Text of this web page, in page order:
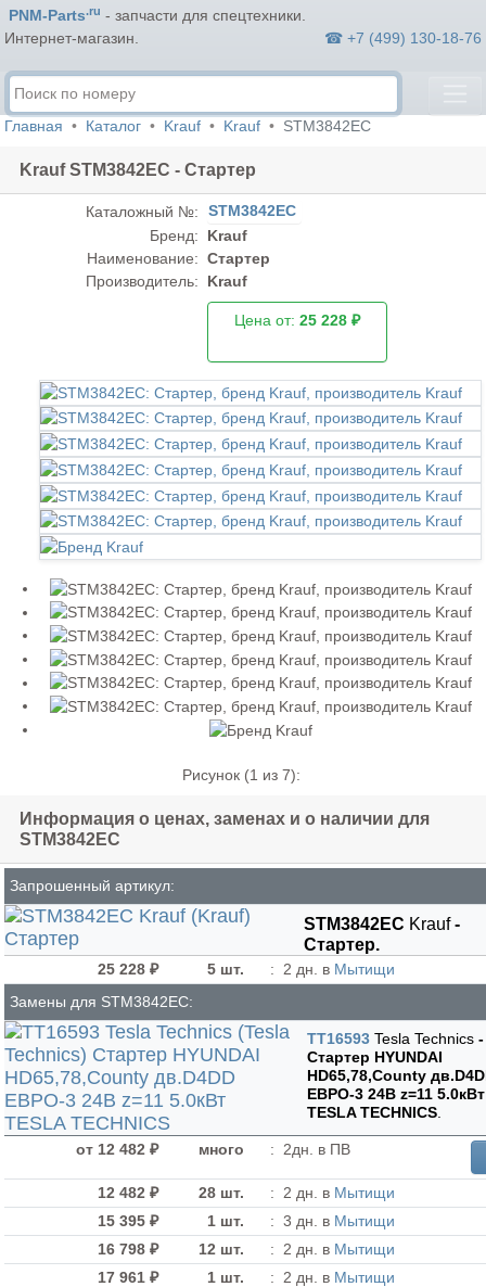
PNM-Parts.ru - запчасти для спецтехники.
Интернет-магазин.
☎ +7 (499) 130-18-76
Главная Каталог Krauf Krauf STM3842EC
Krauf STM3842EC - Стартер
Каталожный №:
STM3842EC
Бренд:
Krauf
Наименование: Стартер
Производитель:
Krauf
Цена от:25 228 ₽
Рисунок (1 из 7):
Информация о ценах, заменах и о наличии для
STM3842EC
Запрошенный артикул:
STM3842EC Krauf-
Стартер.
25 228 ₽ 5 шт. : 2 дн. в Мытищи
Замены для STM3842EC:
TT16593 Tesla Technics -
Стартер HYUNDAI
HD65,78,County
ЕВРО-3 24В z=11 5.0кВт
TESLA TECHNICS
от 12 482 ₽ много : 2дн. в ПВ
12 482 ₽ 28 шт. : 2 дн. в Мытищи
15 395 ₽
1 шт. : 3 дн. в Мытищи
16 798 ₽
12 шт. : 2 дн. в Мытищи
17 961 ₽
1 шт. : 2 дн. в Мытищи